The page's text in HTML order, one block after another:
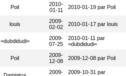
Poil
2010-
01-11
2010-01-19 par Poil
louis
2009-
02-02
2010-01-17 par louis
=dubdidudi=
2009-
07-25
2010-01-11 par
=dubdidudi=
Poil
2009-
12-08
2009-12-08 par Poil
Damiatux
2009-
2009-10-31 par